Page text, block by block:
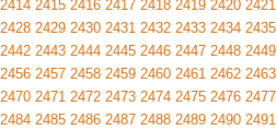
2414 2415 2416 2417 2418 2419 2420 2421
2428 2429 2430 2431 2432 2433 2434 2435
2442 2443 2444 2445 2446 2447 2448 2449
2456 2457 2458 2459 2460 2461 2462 2463
2470 2471 2472 2473 2474 2475 2476 2477
2484 2485 2486 2487 2488 2489 2490 2491